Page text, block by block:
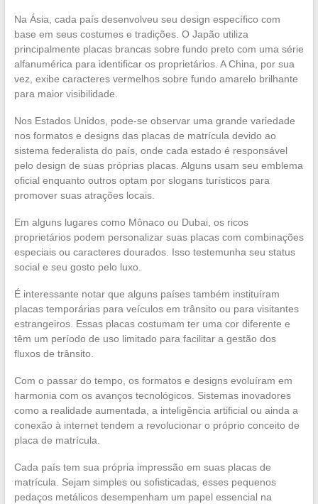
Na Ásia, cada país desenvolveu seu design específico com
base em seus costumes e tradições. O Japão utiliza
principalmente placas brancas sobre fundo preto com uma série
alfanumérica para identificar os proprietários. A China, por sua
vez, exibe caracteres vermelhos sobre fundo amarelo brilhante
para maior visibilidade.
Nos Estados Unidos, pode-se observar uma grande variedade
nos formatos e designs das placas de matrícula devido ao
sistema federalista do país, onde cada estado é responsável
pelo design de suas próprias placas. Alguns usam seu emblema
oficial enquanto outros optam por slogans turísticos para
promover suas atrações locais.
Em alguns lugares como Mônaco ou Dubai, os ricos
proprietários podem personalizar suas placas com combinações
especiais ou caracteres dourados. Isso testemunha seu status
social e seu gosto pelo luxo.
É interessante notar que alguns países também instituíram
placas temporárias para veículos em trânsito ou para visitantes
estrangeiros. Essas placas costumam ter uma cor diferente e
têm um período de uso limitado para facilitar a gestão dos
fluxos de trânsito.
Com o passar do tempo, os formatos e designs evoluíram em
harmonia com os avanços tecnológicos. Sistemas inovadores
como a realidade aumentada, a inteligência artificial ou ainda a
conexão à internet tendem a revolucionar o próprio conceito de
placa de matrícula.
Cada país tem sua própria impressão em suas placas de
matrícula. Sejam simples ou sofisticadas, esses pequenos
pedaços metálicos desempenham um papel essencial na